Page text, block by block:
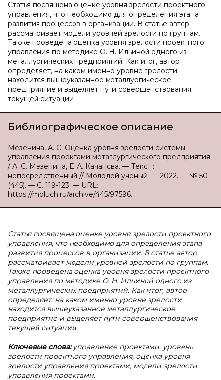
Статья посвящена оценке уровня зрелости проектного
управления, что необходимо для определения этапа
развития процессов в организации. В статье автор
рассматривает модели уровней зрелости по группам.
Также проведена оценка уровня зрелости проектного
управления по методике О. Н. Ильиной одного из
металлургических предприятий. Как итог, автор
определяет, на каком именно уровне зрелости
находится вышеуказанное металлургическое
предприятие и выделяет пути совершенствования
текущей ситуации.
Библиографическое описание
Мезенина, А. С. Оценка уровня зрелости системы
управления проектами металлургического предприятия
/ А. С. Мезенина, Е. А. Качанова. — Текст :
непосредственный // Молодой ученый. — 2022. — № 50
(445). — С. 119-123. — URL:
https://moluch.ru/archive/445/97596.
Статья посвящена оценке уровня зрелости проектного
управления, что необходимо для определения этапа
развития процессов в организации. В статье автор
рассматривает модели уровней зрелости по группам.
Также проведена оценка уровня зрелости проектного
управления по методике О. Н. Ильиной одного из
металлургических предприятий. Как итог, автор
определяет, на каком именно уровне зрелости
находится вышеуказанное металлургическое
предприятие и выделяет пути совершенствования
текущей ситуации.
Ключевые слова: управление проектами, уровень
зрелости проектного управления, оценка уровня
зрелости управления проектами, модели зрелости
управления проектами.